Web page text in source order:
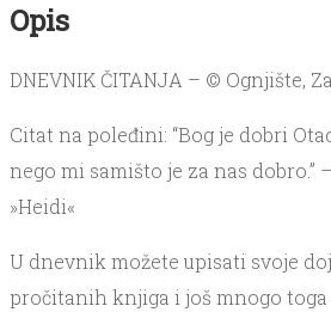
Opis
DNEVNIK ČITANJA – © Ognjište,
Citat na poleđini: “Bog je dobri
nego mi samišto je za nas dobro.”
»Heidi«
U dnevnik možete upisati svoje
pročitanih knjiga i još mnogo toga …